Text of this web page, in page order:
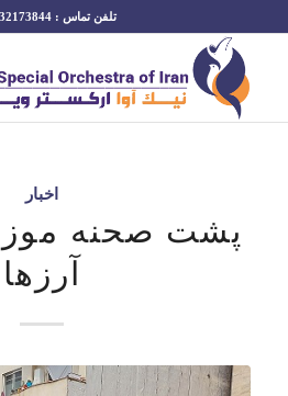
تلفن تماس : 32173844 - 017
اخبار
پشت صحنه
آرزها